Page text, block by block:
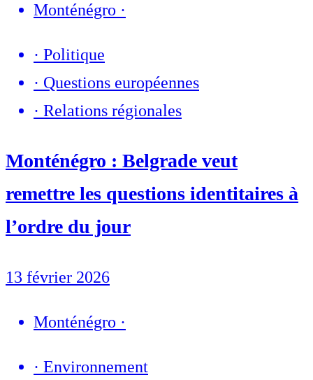
Monténégro ·
· Politique
· Questions européennes
· Relations régionales
Monténégro : Belgrade veut
remettre les questions identitaires à
l’ordre du jour
13 février 2026
Monténégro ·
· Environnement